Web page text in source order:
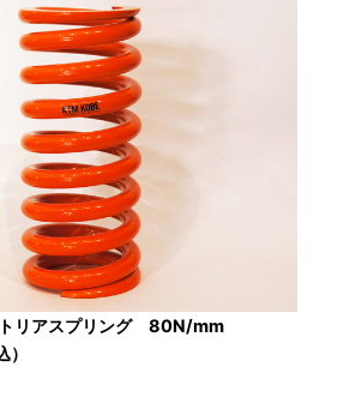
トリアスプリング 80N/mm